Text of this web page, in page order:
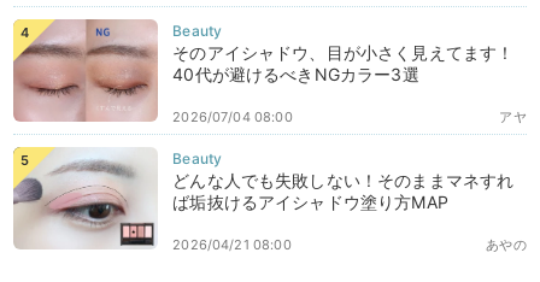
そのアイシャドウ、目が小さく見えてます！
40代が避けるべきNGカラー3選
アヤ
2026/07/04 08:00
どんな人でも失敗しない！そのままマネすれ
ば垢抜けるアイシャドウ塗り方MAP
あやの
2026/04/21 08:00